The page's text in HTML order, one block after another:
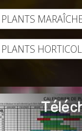
basilic , leromarin et l'
PLUS D'INFO